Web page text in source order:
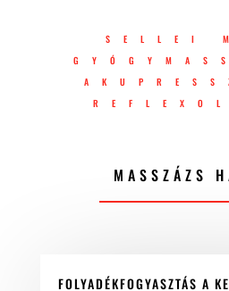
SELLEI
MASSZÁZS
FOLYADÉKFOGYASZTÁS A